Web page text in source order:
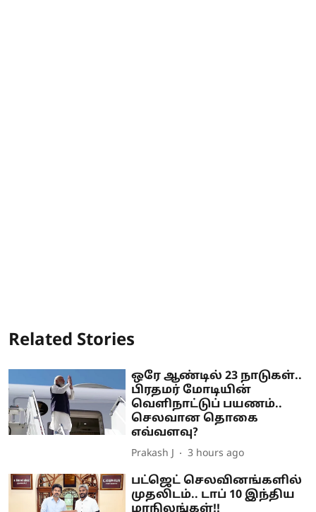
Related Stories
ஒரே ஆண்டில் 23 நாடுகள்..
பிரதமர் மோடியின்
வெளிநாட்டுப் பயணம்..
செலவான தொகை
எவ்வளவு?
Prakash J 3 hours ago
பட்ஜெட் செலவினங்களில்
முதலிடம்.. டாப் 10 இந்திய
மாநிலங்கள்!!